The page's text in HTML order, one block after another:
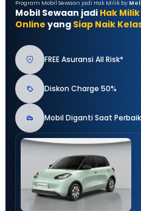
Program Mobil Sewaan jadi Hak Milik by
Mobil Sewaan jadi Hak
Online yang Siap Naik
FREE Asuransi All Risk*
Diskon Charge 50%
Mobil Diganti Saat